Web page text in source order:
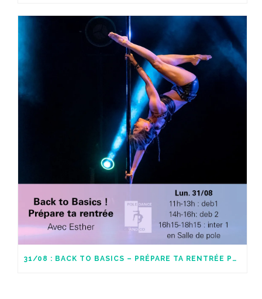
31/08 : BACK TO BASICS – PRÉPARE TA RENTRÉE POLE !